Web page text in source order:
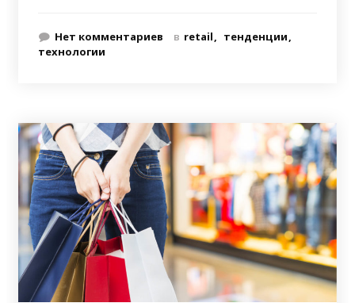
Нет комментариев в retail
тенденции
технологии